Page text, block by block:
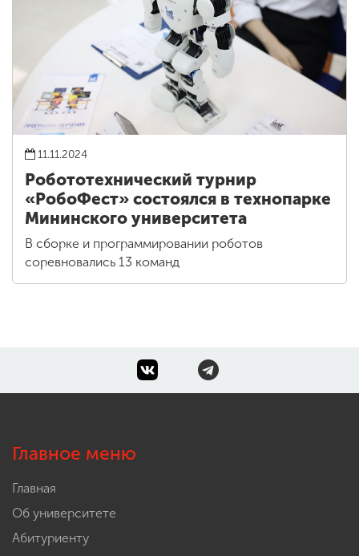
11.11.2024
Робототехнический турнир
«РобоФест» состоялся в технопарке
Мининского университета
В сборке и программировании роботов
соревновались 13 команд
Главное меню
Главная
Об университете
Абитуриенту